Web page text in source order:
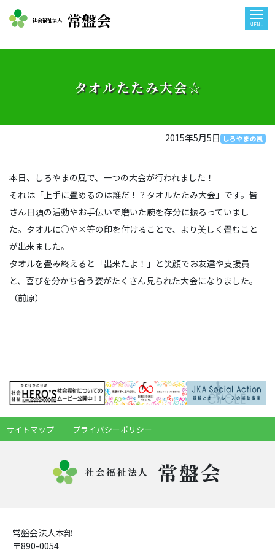
社会福祉法人 常盤会 MENU
タオルたたみ大会☆
2015年5月5日 しろやまの風
本日、しろやまの風で、一つの大会が行われました！
それは「上手に畳めるのは誰だ！？タオルたたみ大会」です。皆
さん日頃の活動やお手伝いで磨いた腕を存分に振るっていまし
た。タオルに○や×等の印を付けることで、より美しく畳むこと
が出来ました。
タオルを畳み終えると「出来たよ！」と笑顔でお友達や支援員
と、喜びを分かち合う姿がたくさん見られた大会になりました。
（前原）
サイトマップ プライバシーポリシー
社会福祉法人 常盤会
常盤会法人本部
〒890-0054